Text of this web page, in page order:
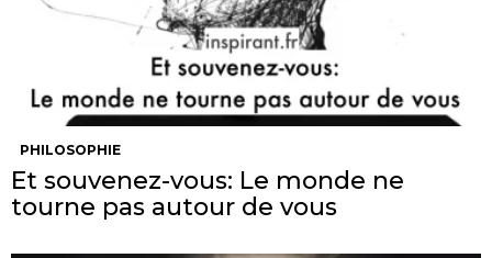
PHILOSOPHIE
Et souvenez-vous: Le monde ne
tourne pas autour de vous